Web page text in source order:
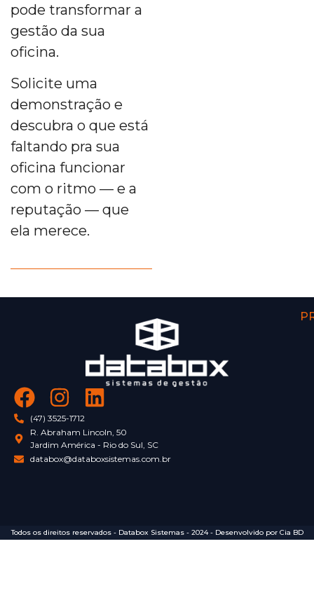
pode transformar a
gestão da sua
oficina.
Solicite uma
demonstração e
descubra o que está
faltando pra sua
oficina funcionar
com o ritmo — e a
reputação — que
ela merece.
(47) 3525-1712
R. Abraham Lincoln, 50
Jardim América - Rio do Sul, SC
databox@databoxsistemas.com.br
Todos os direitos reservados - Databox Sistemas - 2024 - Desenvolvido por Cia BD